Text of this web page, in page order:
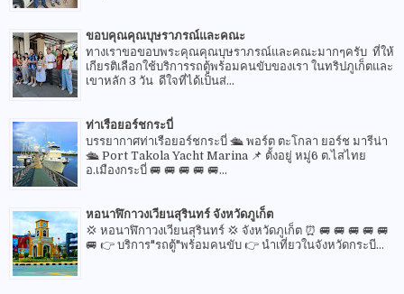
ขอบคุณคุณบุษราภรณ์และคณะ
ทางเราขอขอบพระคุณคุณบุษราภรณ์และคณะมากๆครับ ที่ให้
เกียรติเลือกใช้บริการรถตู้พร้อมคนขับของเรา ในทริปภูเก็ตและ
เขาหลัก 3 วัน ดีใจที่ได้เป็นส่...
ท่าเรือยอร์ชกระบี่
บรรยากาศท่าเรือยอร์ชกระบี่ 🛳 พอร์ต ตะโกลา ยอร์ช มารีน่า
🛳 Port Takola Yacht Marina 📌 ตั้งอยู่ หมู่6 ต.ไสไทย
อ.เมืองกระบี่ 🚐 🚐 🚐 🚐 🚐...
หอนาฬิกาวงเวียนสุรินทร์ จังหวัดภูเก็ต
💢 หอนาฬิกาวงเวียนสุรินทร์ 💢 จังหวัดภูเก็ต ⏰ 🚐 🚐 🚐 🚐 🚐
🚐 👉 บริการ"รถตู้"พร้อมคนขับ 👉 นำเที่ยวในจังหวัดกระบี...